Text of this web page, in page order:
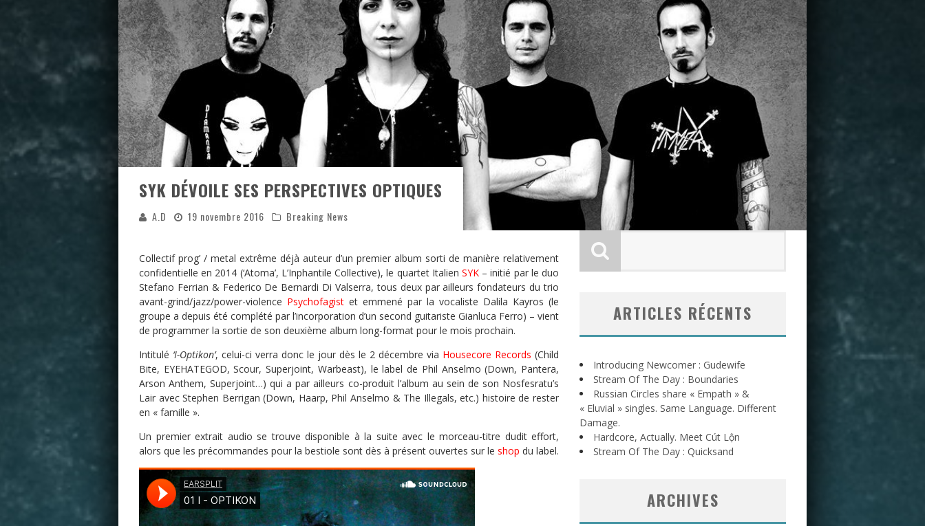
SYK DÉVOILE SES PERSPECTIVES OPTIQUES
A.D 19 novembre 2016 Breaking News
Collectif prog’ / metal extrême déjà auteur d’un premier album sorti de manière relativement
confidentielle en 2014 (‘Atoma’, L’Inphantile Collective), le quartet Italien SYK– initié par le duo
Stefano Ferrian & Federico De Bernardi Di Valserra, tous deux par ailleurs fondateurs du trio
avant-grind/jazz/power-violence Psychofagist et emmené par la vocaliste Dalila Kayros (le
groupe a depuis été complété par l’incorporation d’un second guitariste Gianluca Ferro) – vient
de programmer la sortie de son deuxième album long-format pour le mois prochain.
Intitulé ‘I-Optikon’, celui-ci verra donc le jour dès le 2 décembre via Housecore Records (Child
Bite, EYEHATEGOD, Scour, Superjoint, Warbeast), le label de Phil Anselmo (Down, Pantera,
Arson Anthem, Superjoint…) qui a par ailleurs co-produit l’album au sein de son Nosfesratu’s
Lair avec Stephen Berrigan (Down, Haarp, Phil Anselmo & The Illegals, etc.) histoire de rester
en « famille ».
Un premier extrait audio se trouve disponible à la suite avec le morceau-titre dudit effort,
alors que les précommandes pour la bestiole sont dès à présent ouvertes sur le shop du label.
ARTICLES RÉCENTS
Introducing Newcomer : Gudewife
Stream Of The Day : Boundaries
Russian Circles share « Empath » &
« Eluvial » singles. Same Language. Different
Damage.
Hardcore, Actually. Meet Cút Lộn
Stream Of The Day : Quicksand
ARCHIVES